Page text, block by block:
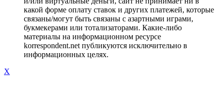
какой форме оплату ставок и других платежей, которые
связаны/могут быть связаны с азартными играми,
букмекерами или тотализаторами. Какие-либо
материалы на информационном ресурсе
korrespondent.net публикуются исключительно в
информационных целях.
X